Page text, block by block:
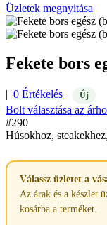
Üzletek megnyitása
Fekete bors
| 0 Értékelés Új
Bolt választása az
#290
Húsokhoz,
Válassz üzletet a
Az árak és a készlet
kosárba a terméket.